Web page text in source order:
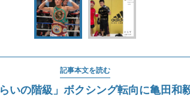
記事本文を読む
いの階級」ボクシング転向に亀田